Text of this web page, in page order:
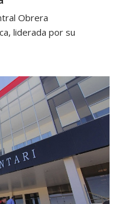
Obrera
liderada por su